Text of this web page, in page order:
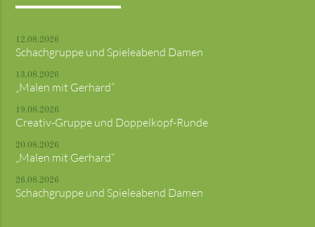
12.08.2026
Schachgruppe und Spieleabend Damen
13.08.2026
„Malen mit Gerhard“
19.08.2026
Creativ-Gruppe und Doppelkopf-Runde
20.08.2026
„Malen mit Gerhard“
26.08.2026
Schachgruppe und Spieleabend Damen